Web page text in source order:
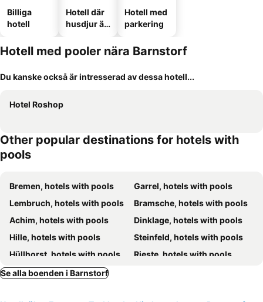
Billiga
hotell
Hotell där
husdjur är
Hotell med
parkering
Hotell med pooler nära Barnstorf
Du kanske också är intresserad av dessa hotell...
Hotel Roshop
Other popular destinations for hotels with
pools
Bremen, hotels with pools
Garrel, hotels with pools
Lembruch, hotels with pools
Bramsche, hotels with pools
Achim, hotels with pools
Dinklage, hotels with pools
Hille, hotels with pools
Steinfeld, hotels with pools
Hüllhorst, hotels with pools
Rieste, hotels with pools
Bücken, hotels with pools
Se alla boenden i Barnstorf